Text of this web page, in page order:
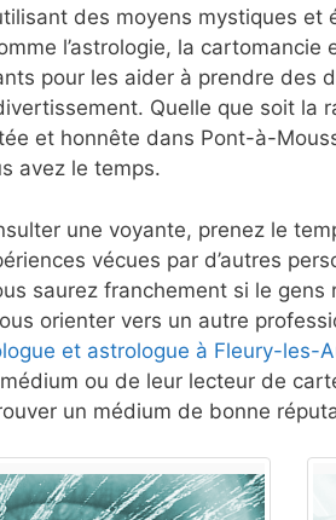
des moyens mystiques et
l’astrologie, la
pour les aider à prendre des
Quelle que soit la
et honnête dans Pont-à-
avez le temps.
une voyante, prenez le
vécues par d’autres
saurez franchement si le gens
orienter vers un autre
et astrologue à Fleury-les-
ou de leur lecteur de
un médium de bonne